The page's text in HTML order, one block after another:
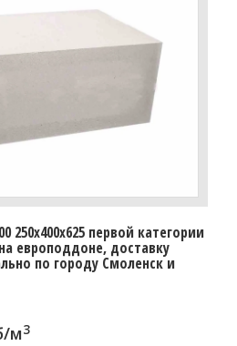
250x400x625 первой категории
европоддоне, доставку
по городу Смоленск и
м3